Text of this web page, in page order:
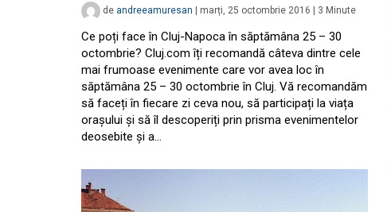
de andreeamuresan marți, 25 octombrie 2016 3 Minute
Ce poți face în Cluj-Napoca în săptămâna 25 – 30
octombrie? Cluj.com îți recomandă câteva dintre cele
mai frumoase evenimente care vor avea loc în
săptămâna 25 – 30 octombrie în Cluj. Vă recomandăm
să faceți în fiecare zi ceva nou, să participați la viața
orașului și să îl descoperiți prin prisma evenimentelor
deosebite și a…